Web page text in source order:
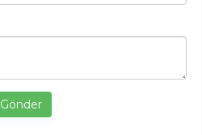
Gönder